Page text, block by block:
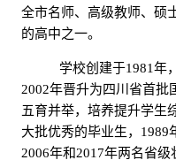
全市名师、高级教师、硕
的高中之一。
学校创建于1981年
2002年晋升为四川省首批
五育并举，培养提升学生
大批优秀的毕业生， 1989
2006年和2017年两名省